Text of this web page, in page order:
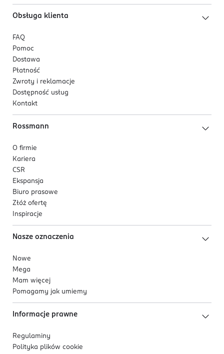
Obsługa klienta
FAQ
Pomoc
Dostawa
Płatność
Zwroty i reklamacje
Dostępność usług
Kontakt
Rossmann
O firmie
Kariera
CSR
Ekspansja
Biuro prasowe
Złóż ofertę
Inspiracje
Nasze oznaczenia
Nowe
Mega
Mam więcej
Pomagamy jak umiemy
Informacje prawne
Regulaminy
Polityka plików cookie